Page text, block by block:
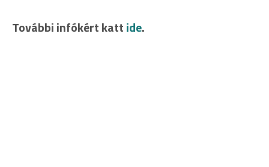
További infókért kattide.